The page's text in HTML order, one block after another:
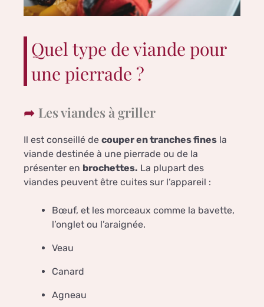
Quel type de viande pour
une pierrade ?
Les viandes à griller
Il est conseillé de couper en tranches fines la
viande destinée à une pierrade ou de la
présenter en brochettes. La plupart des
viandes peuvent être cuites sur l’appareil :
Bœuf, et les morceaux comme la bavette,
l’onglet ou l’araignée.
Veau
Canard
Agneau